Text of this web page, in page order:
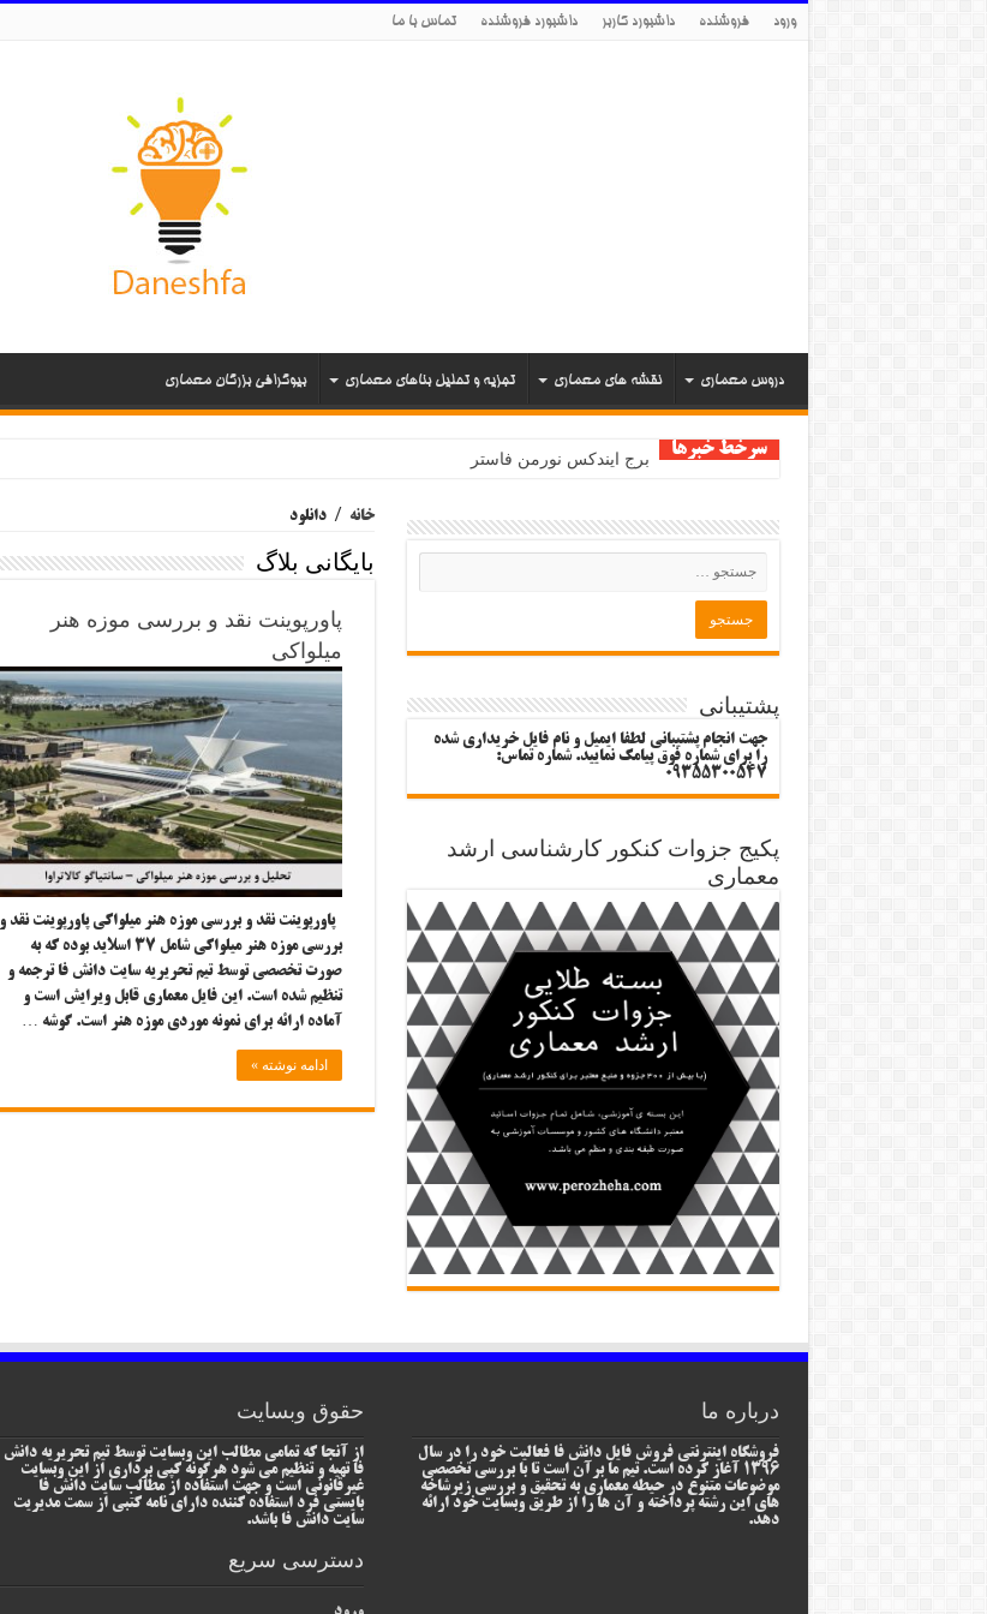
ورود فروشنده داشبورد کاربر داشبورد فروشنده تماس با ما
دروس معماری نقشه های معماری تجزیه و تحلیل بناهای معماری بیوگرافی بزرگان معماری
سرخط خبرها برج ایندکس نورمن فاستر
خانه / دانلود
بایگانی بلاگ
پاورپوینت نقد و بررسی موزه هنر
میلواکی
پاورپوینت نقد و بررسی موزه هنر میلواکی پاورپوینت نقد و
بررسی موزه هنر میلواکی شامل ۳۷ اسلاید بوده که به
صورت تخصصی توسط تیم تحریریه سایت دانش فا ترجمه و
تنظیم شده است. این فایل معماری قابل ویرایش است و
آماده ارائه برای نمونه موردی موزه هنر است. گوشه …
ادامه نوشته »
پشتیبانی
جهت انجام پشتیبانی لطفا ایمیل و نام فایل خریداری شده
را برای شماره فوق پیامک نمایید. شماره تماس:
09355300547
پکیج جزوات کنکور کارشناسی ارشد
معماری
درباره ما
فروشگاه اینترنتی فروش فایل دانش فا فعالیت خود را در سال
1396 آغاز کرده است. تیم ما برآن است تا با بررسی تخصصی
موضوعات متنوع در حیطه معماری به تحقیق و بررسی زیرشاخه
های این رشته پرداخته و آن ها را از طریق وبسایت خود ارائه
دهد.
حقوق وبسایت
از آنجا که تمامی مطالب این وبسایت توسط تیم تحریریه دانش
فا تهیه و تنظیم می شود هرگونه کپی برداری از این وبسایت
غیرقانونی است و جهت استفاده از مطالب سایت دانش فا
بایستی فرد استفاده کننده دارای نامه کتبی از سمت مدیریت
سایت دانش فا باشد.
دسترسی سریع